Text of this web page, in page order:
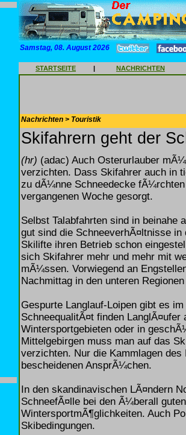
Samstag, 08. August 2026
STARTSEITE | NACHRICHTEN
Nachrichten > Touristik
Skifahrern geht der
(hr) (adac) Auch Osterurlauber
verzichten. Dass Skifahrer auch in
zu dÃ¼nne Schneedecke
vergangenen Woche gesorgt.
Selbst Talabfahrten sind in beinahe
gut sind die SchneeverhÃ¤ltnisse in
Skilifte ihren Betrieb schon
sich Skifahrer mehr und mehr mit
mÃ¼ssen. Vorwiegend an
Nachmittag in den unteren
Gespurte Langlauf-Loipen gibt es
SchneequalitÃ¤t finden
Wintersportgebieten oder in
Mittelgebirgen muss man auf das
verzichten. Nur die Kammlagen
bescheidenen AnsprÃ¼chen.
In den skandinavischen LÃ¤ndern
SchneefÃ¤lle bei den Ã¼berall
WintersportmÃ¶glichkeiten. Auch
Skibedingungen.